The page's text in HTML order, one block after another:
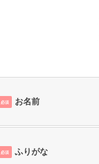
必須 お名前
必須 ふりがな